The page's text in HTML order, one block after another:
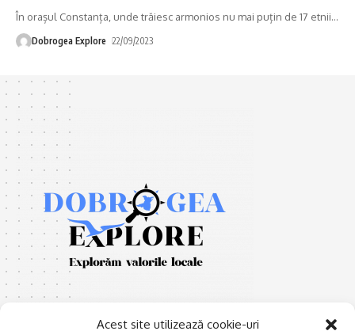
Acest site utilizează cookie-uri
În orașul Constanța, unde trăiesc armonios nu mai puțin de 17 etnii…
Dobrogea Explore 22/09/2023